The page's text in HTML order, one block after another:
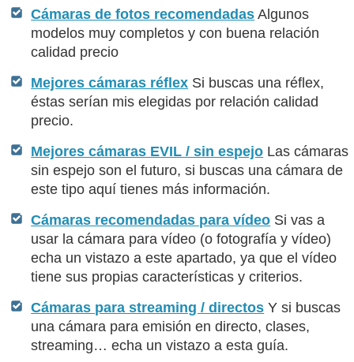
Cámaras de fotos recomendadas Algunos
modelos muy completos y con buena relación
calidad precio
Mejores cámaras réflex Si buscas una réflex,
éstas serían mis elegidas por relación calidad
precio.
Mejores cámaras EVIL / sin espejo Las cámaras
sin espejo son el futuro, si buscas una cámara de
este tipo aquí tienes más información.
Cámaras recomendadas para vídeo Si vas a
usar la cámara para vídeo (o fotografía y vídeo)
echa un vistazo a este apartado, ya que el vídeo
tiene sus propias características y criterios.
Cámaras para streaming / directos Y si buscas
una cámara para emisión en directo, clases,
streaming… echa un vistazo a esta guía.